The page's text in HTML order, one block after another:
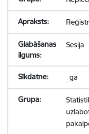
Sesija
_ga